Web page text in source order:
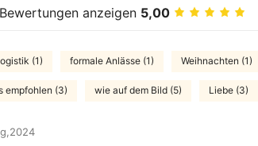
anzeigen 5,00
(1) formale Anlässe (1) Weihnachten (1)
empfohlen (3) wie auf dem Bild (5) Liebe (3)